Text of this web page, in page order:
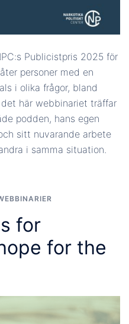
Publicistpris 2025 för
personer med en
i olika frågor, bland
här webbinariet träffar
podden, hans egen
sitt nuvarande arbete
i samma situation.
for
for the